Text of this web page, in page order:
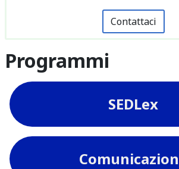
Contattaci
Programmi
SEDLex